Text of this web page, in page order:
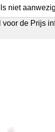
niet
voor de Prijs